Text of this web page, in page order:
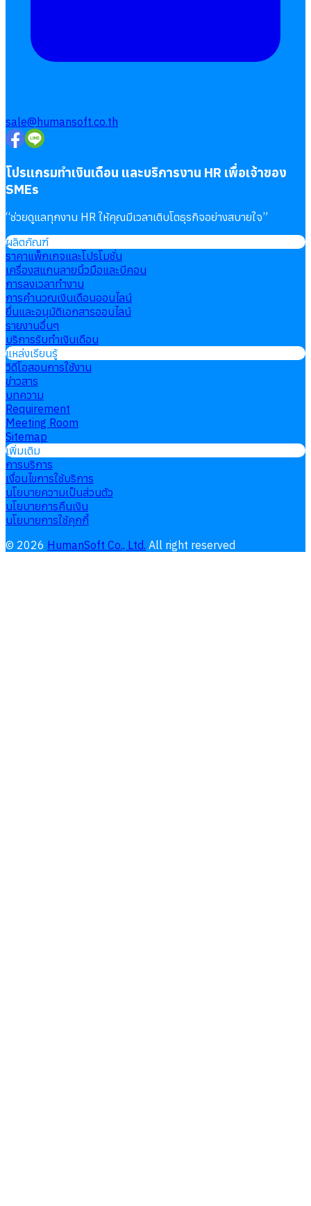
sale@humansoft.co.th
โปรแกรมทำเงินเดือน และบริการงาน HR เพื่อเจ้าของ
SMEs
“ช่วยดูแลทุกงาน HR ให้คุณมีเวลาเติบโตธุรกิจอย่างสบายใจ”
ผลิตภัณฑ์
ราคาแพ็กเกจและโปรโมชั่น
เครื่องสแกนลายนิ้วมือและบีคอน
การลงเวลาทำงาน
การคำนวณเงินเดือนออนไลน์
ยื่นและอนุมัติเอกสารออนไลน์
รายงานอื่นๆ
บริการรับทำเงินเดือน
แหล่งเรียนรู้
วิดีโอสอนการใช้งาน
ข่าวสาร
บทความ
Requirement
Meeting Room
Sitemap
เพิ่มเติม
การบริการ
เงื่อนไขการใช้บริการ
นโยบายความเป็นส่วนตัว
นโยบายการคืนเงิน
นโยบายการใช้คุกกี้
© 2026 HumanSoft Co., Ltd. All right reserved